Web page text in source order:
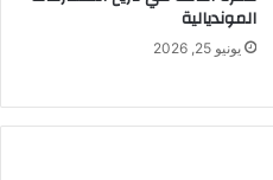
المونديالية
يونيو 25, 2026